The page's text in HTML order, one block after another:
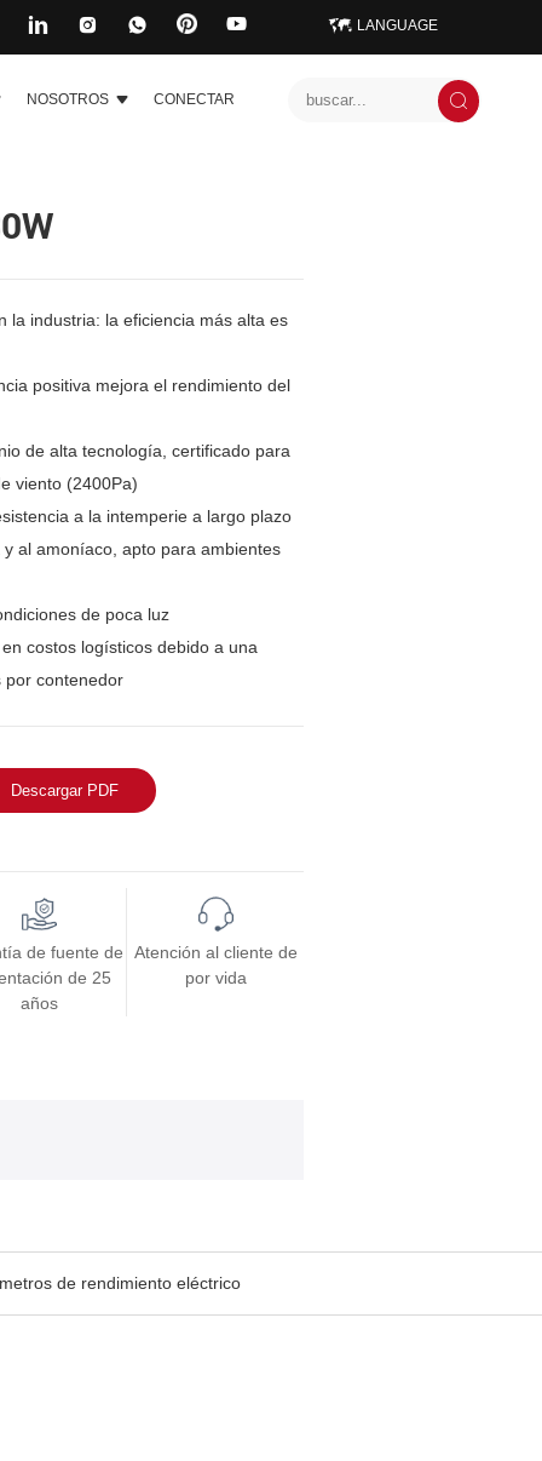
LANGUAGE
NOSOTROS CONECTAR
la industria: la eficiencia más alta es
positiva mejora el rendimiento del
de alta tecnología, certificado para
viento (2400Pa)
a la intemperie a largo plazo
al amoníaco, apto para ambientes
de poca luz
costos logísticos debido a una
por contenedor
Descargar PDF
de fuente de
de 25
años
Atención al cliente de
por vida
de rendimiento eléctrico